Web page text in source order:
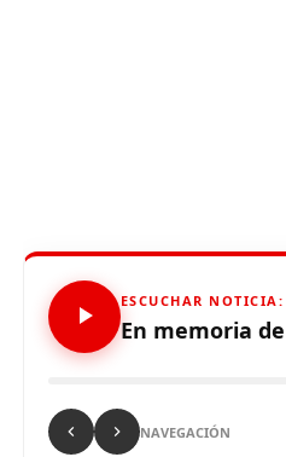
ESCUCHAR NOTICIA:
En memoria
NAVEGACIÓN